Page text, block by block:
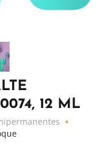
12 ML